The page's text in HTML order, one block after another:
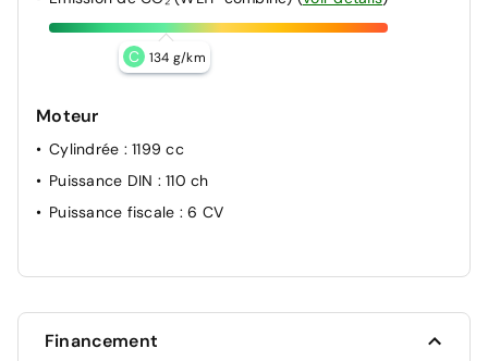
C 134 g/km
Moteur
Cylindrée : 1199 cc
Puissance DIN : 110 ch
Puissance fiscale : 6 CV
Financement